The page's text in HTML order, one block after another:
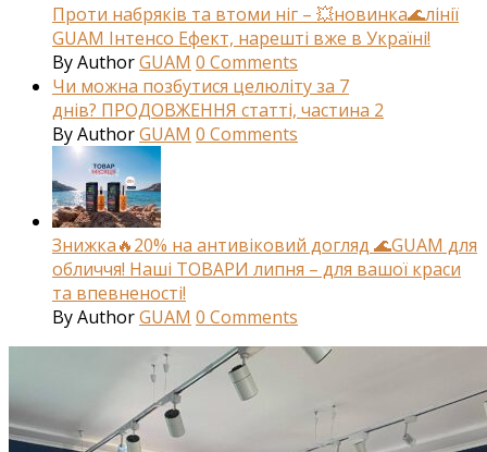
Проти набряків та втоми ніг – 💥новинка🌊лінії
GUAM Інтенсо Ефект, нарешті вже в Україні!
ByAuthorGUAM 0 Comments
Чи можна позбутися целюліту за 7
днів? ПРОДОВЖЕННЯ статті, частина 2
ByAuthorGUAM 0 Comments
Знижка🔥20% на антивіковий догляд 🌊GUAM для
обличчя! Наші ТОВАРИ липня – для вашої краси
та впевненості!
ByAuthorGUAM 0 Comments